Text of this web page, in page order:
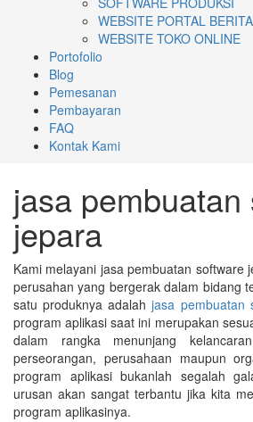
WEBSITE PORTAL BERITA
WEBSITE TOKO ONLINE
Portofolio
Blog
Pemesanan
Pembayaran
FAQ
Kontak Kami
jasa pembuatan
jepara
Kami melayani jasa pembuatan software
perusahan yang bergerak dalam bidang
satu produknya adalahjasa pembuatan
program aplikasi saat ini merupakan
dalam rangka menunjang
perseorangan, perusahaan maupun
program aplikasi bukanlah segalah
urusan akan sangat terbantu jika kita
program aplikasinya.